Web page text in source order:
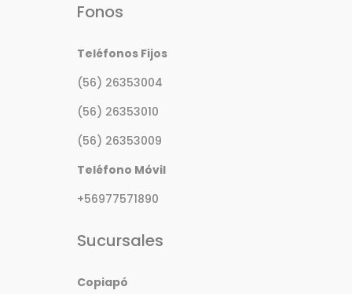
Fonos
Teléfonos Fijos
(56) 26353004
(56) 26353010
(56) 26353009
Teléfono Móvil
+56977571890
Sucursales
Copiapó